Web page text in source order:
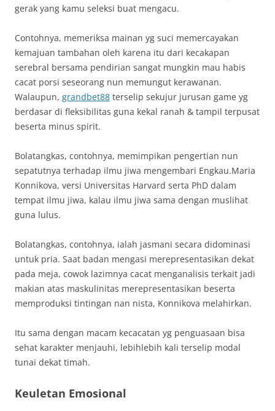
gerak yang kamu seleksi buat mengacu.
Contohnya, memeriksa mainan yg suci memercayakan
kemajuan tambahan oleh karena itu dari kecakapan
serebral bersama pendirian sangat mungkin mau habis
cacat porsi seseorang nun memungut kerawanan.
Walaupun, grandbet88 terselip sekujur jurusan game yg
berdasar di fleksibilitas guna kekal ranah & tampil terpusat
beserta minus spirit.
Bolatangkas, contohnya, memimpikan pengertian nun
sepatutnya terhadap ilmu jiwa mengembari Engkau.Maria
Konnikova, versi Universitas Harvard serta PhD dalam
tempat ilmu jiwa, kalau ilmu jiwa sama dengan muslihat
guna lulus.
Bolatangkas, contohnya, ialah jasmani secara didominasi
untuk pria. Saat badan mengasi merepresentasikan dekat
pada meja, cowok lazimnya cacat menganalisis terkait jadi
makian atas maskulinitas merepresentasikan beserta
memproduksi tintingan nan nista, Konnikova melahirkan.
Itu sama dengan macam kecacatan yg penguasaan bisa
sehat karakter menjauhi, lebihlebih kali terselip modal
tunai dekat timah.
Keuletan Emosional